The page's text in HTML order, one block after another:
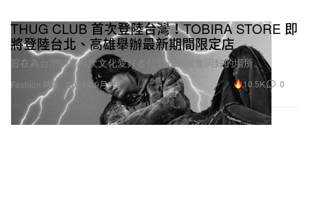
Fashion 時裝
THUG CLUB 首次登陸台灣！TOBIRA STORE 即
將登陸台北、高雄舉辦最新期間限定店
旨在為台灣時裝與次文化愛好者打造一個聚集同好的場所。
2024年9月9日 10.5K 0